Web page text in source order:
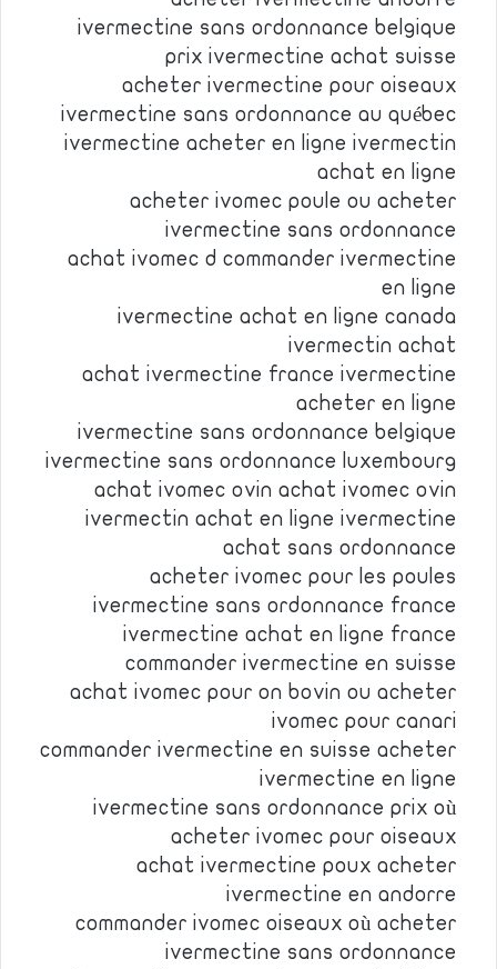
ivermectine sans ordonnance belgique
prix ivermectine achat suisse
acheter ivermectine pour oiseaux
ivermectine sans ordonnance au québec
ivermectine acheter en ligne ivermectin
achat en ligne
acheter ivomec poule ou acheter
ivermectine sans ordonnance
achat ivomec d commander ivermectine
en ligne
ivermectine achat en ligne canada
ivermectin achat
achat ivermectine france ivermectine
acheter en ligne
ivermectine sans ordonnance belgique
ivermectine sans ordonnance luxembourg
achat ivomec ovin achat ivomec ovin
ivermectin achat en ligne ivermectine
achat sans ordonnance
acheter ivomec pour les poules
ivermectine sans ordonnance france
ivermectine achat en ligne france
commander ivermectine en suisse
achat ivomec pour on bovin ou acheter
ivomec pour canari
commander ivermectine en suisse acheter
ivermectine en ligne
ivermectine sans ordonnance prix où
acheter ivomec pour oiseaux
achat ivermectine poux acheter
ivermectine en andorre
commander ivomec oiseaux où acheter
ivermectine sans ordonnance